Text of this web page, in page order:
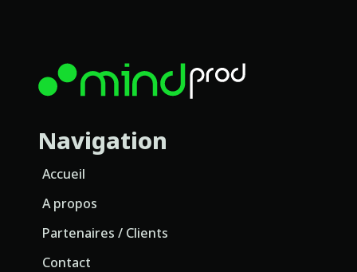
Navigation
Accueil
A propos
Partenaires / Clients
Contact